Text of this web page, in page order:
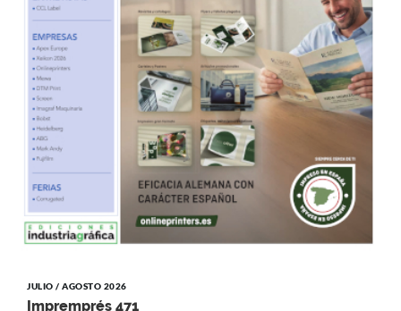
JULIO / AGOSTO 2026
Impremprés 471